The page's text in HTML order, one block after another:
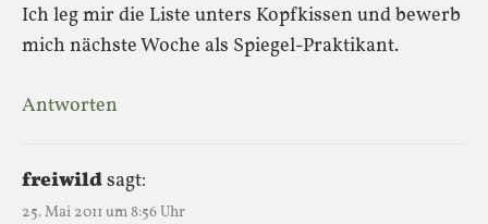
Ich leg mir die Liste unters Kopfkissen und bewerb
mich nächste Woche als Spiegel-Praktikant.
Antworten
freiwildsagt:
25. Mai 2011 um 8:56 Uhr